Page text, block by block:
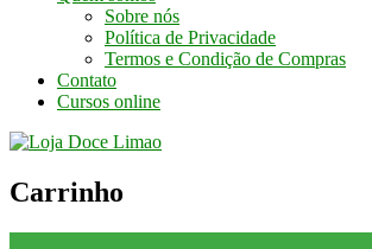
Sobre nós
Política de Privacidade
Termos e Condição de Compras
Contato
Cursos online
Carrinho